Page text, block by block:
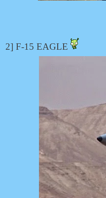
2] F-15 EAGLE